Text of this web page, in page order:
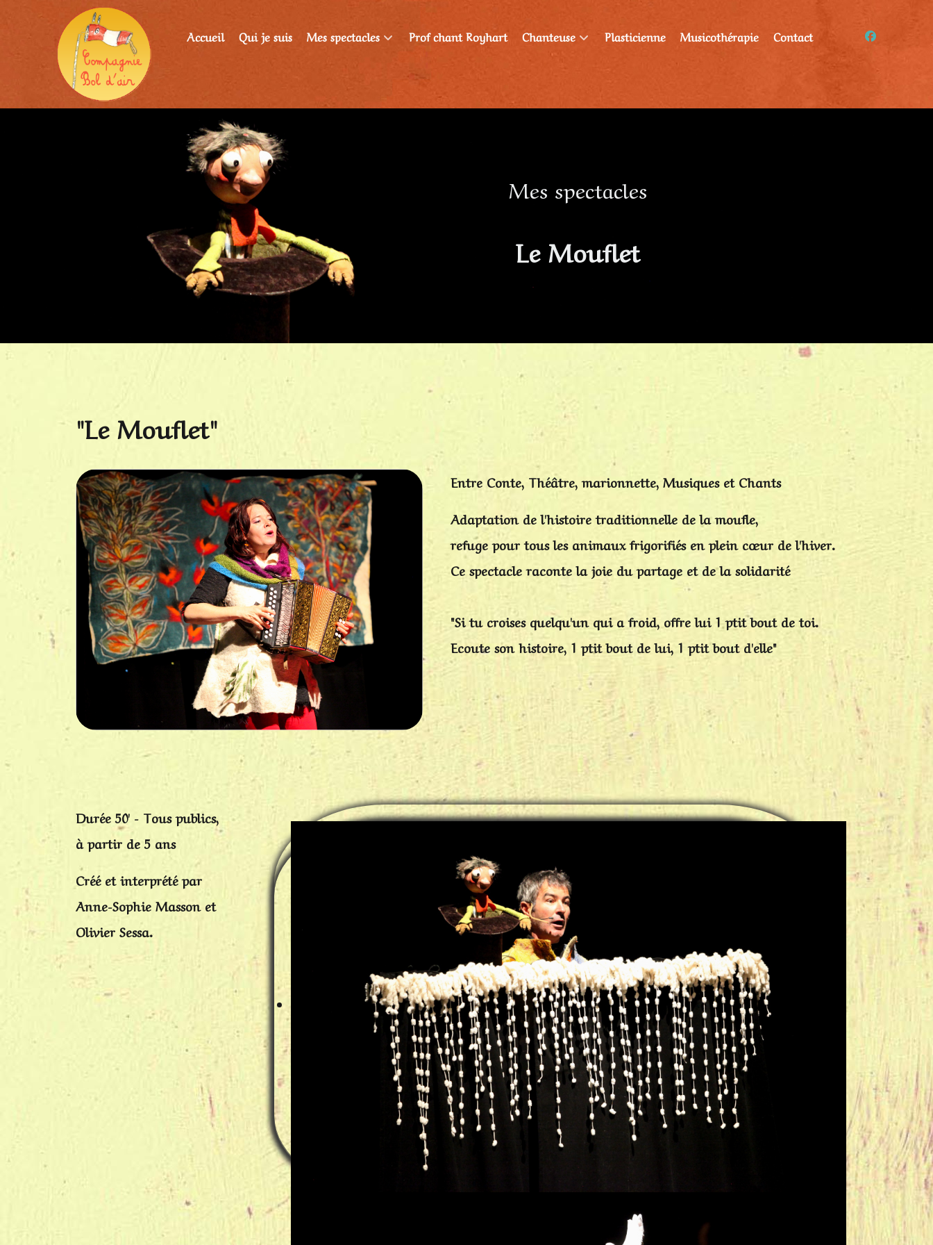
Accueil Qui je suis Mes spectacles Prof chant Royhart Chanteuse Plasticienne Musicothérapie Contact
Mes spectacles
Le Mouflet
"Le Mouflet"
Entre Conte, Théâtre, marionnette, Musiques et Chants
Adaptation de l'histoire traditionnelle de la moufle,
refuge pour tous les animaux frigorifiés en plein cœur de l'hiver.
Ce spectacle raconte la joie du partage et de la solidarité
"Si tu croises quelqu'un qui a froid, offre lui 1 ptit bout de toi.
Ecoute son histoire, 1 ptit bout de lui, 1 ptit bout d'elle"
Durée 50' - Tous publics,
à partir de 5 ans
Créé et interprété par
Anne-Sophie Masson et
Olivier Sessa.